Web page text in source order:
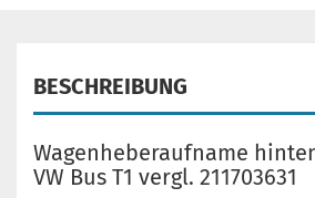
BESCHREIBUNG
Wagenheberaufname
VW Bus T1 vergl. 211703631